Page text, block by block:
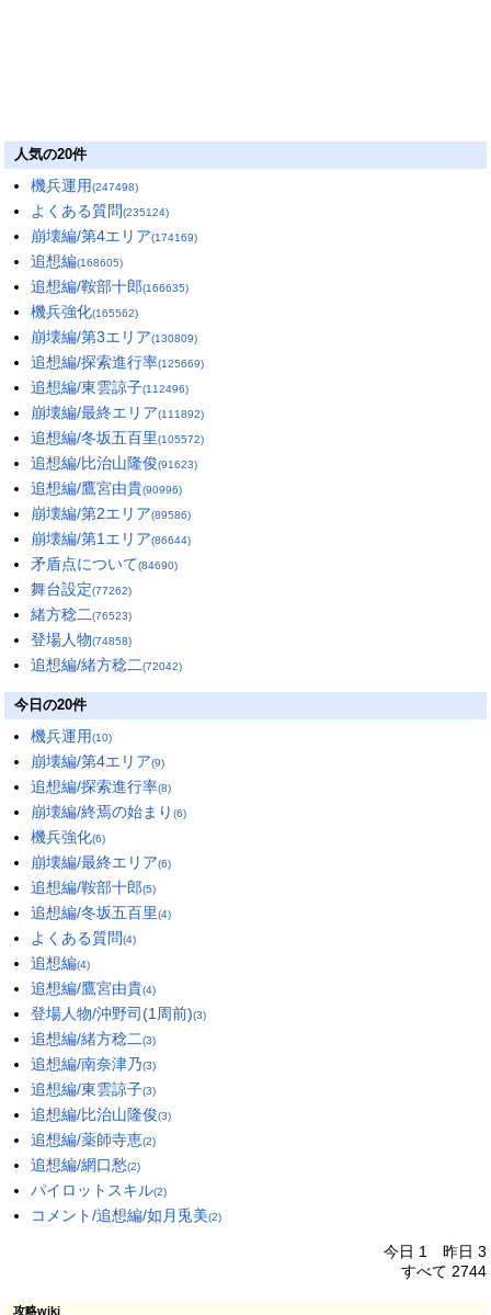
人気の20件
機兵運用(247498)
よくある質問(235124)
崩壊編/第4エリア(174169)
追想編(168605)
追想編/鞍部十郎(166635)
機兵強化(165562)
崩壊編/第3エリア(130809)
追想編/探索進行率(125669)
追想編/東雲諒子(112496)
崩壊編/最終エリア(111892)
追想編/冬坂五百里(105572)
追想編/比治山隆俊(91623)
追想編/鷹宮由貴(90996)
崩壊編/第2エリア(89586)
崩壊編/第1エリア(86644)
矛盾点について(84690)
舞台設定(77262)
緒方稔二(76523)
登場人物(74858)
追想編/緒方稔二(72042)
今日の20件
機兵運用(10)
崩壊編/第4エリア(9)
追想編/探索進行率(8)
崩壊編/終焉の始まり(6)
機兵強化(6)
崩壊編/最終エリア(6)
追想編/鞍部十郎(5)
追想編/冬坂五百里(4)
よくある質問(4)
追想編(4)
追想編/鷹宮由貴(4)
登場人物/沖野司(1周前)(3)
追想編/緒方稔二(3)
追想編/南奈津乃(3)
追想編/東雲諒子(3)
追想編/比治山隆俊(3)
追想編/薬師寺恵(2)
追想編/網口愁(2)
パイロットスキル(2)
コメント/追想編/如月兎美(2)
今日 1 昨日 3
すべて 2744
攻略wiki